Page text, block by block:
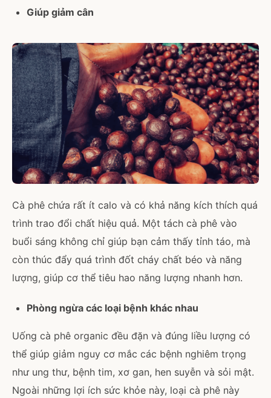
Giúp giảm cân
Cà phê chứa rất ít calo và có khả năng kích thích quá
trình trao đổi chất hiệu quả. Một tách cà phê vào
buổi sáng không chỉ giúp bạn cảm thấy tỉnh táo, mà
còn thúc đẩy quá trình đốt cháy chất béo và năng
lượng, giúp cơ thể tiêu hao năng lượng nhanh hơn.
Phòng ngừa các loại bệnh khác nhau
Uống cà phê organic đều đặn và đúng liều lượng có
thể giúp giảm nguy cơ mắc các bệnh nghiêm trọng
như ung thư, bệnh tim, xơ gan, hen suyễn và sỏi mật.
Ngoài những lợi ích sức khỏe này, loại cà phê này